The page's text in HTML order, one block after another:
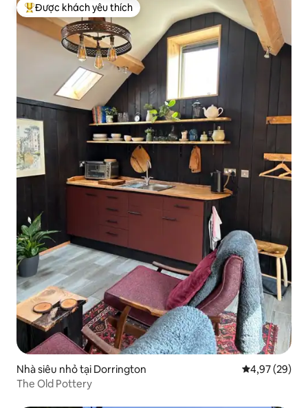
Được khách yêu thích nhất
Được khách yêu thích
Nhà siêu nhỏ tại Dorrington Xếp hạng
4,97 (29)
The Old Pottery